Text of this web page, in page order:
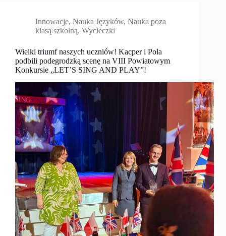
Innowacje, Nauka Języków, Nauka poza
klasą szkolną, Wycieczki
Wielki triumf naszych uczniów! Kacper i Pola
podbili podegrodzką scenę na VIII Powiatowym
Konkursie „LET’S SING AND PLAY”!